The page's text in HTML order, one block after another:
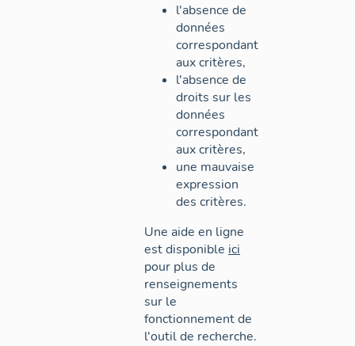
l'absence de
données
correspondant
aux critères,
l'absence de
droits sur les
données
correspondant
aux critères,
une mauvaise
expression
des critères.
Une aide en ligne
est disponible ici
pour plus de
renseignements
sur le
fonctionnement de
l'outil de recherche.